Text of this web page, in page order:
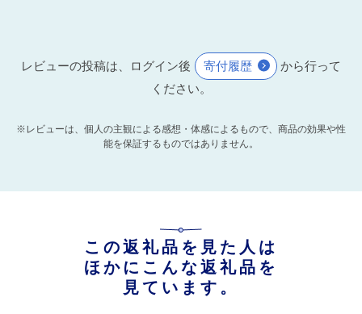
レビューの投稿は、ログイン後 寄付履歴
から行って
ください。
※レビューは、個人の主観による感想・体感によるもので、商品の効果や性
能を保証するものではありません。
この返礼品を見た人は
ほかにこんな返礼品を
見ています。